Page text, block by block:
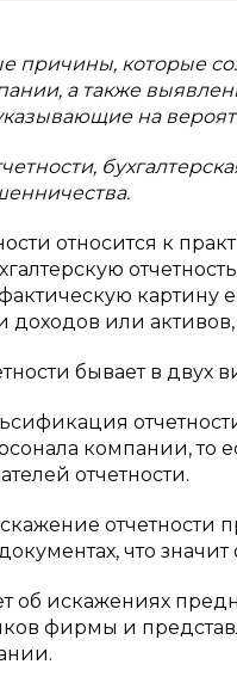
причины, которые
а также
на
относится к
или
бывает в двух
компании, то
отчетности.
отчетности
что значит
об искажениях
фирмы и